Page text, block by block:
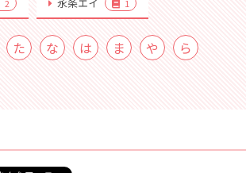
2 1
た な は ま や
ら